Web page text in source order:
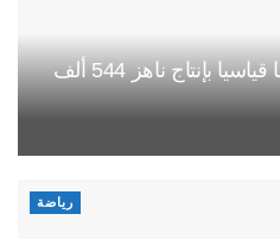
شمندر دكالة يسجل موسما قياسيا بإنتاج ناهز 544 ألف
رياضة